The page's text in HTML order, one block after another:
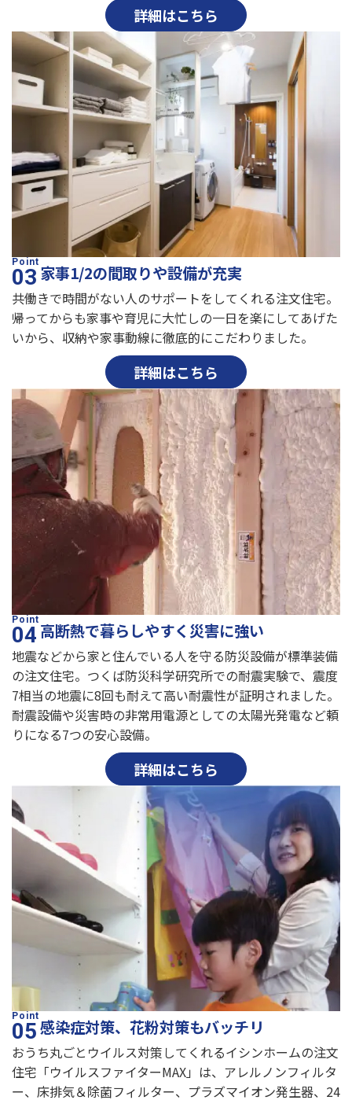
詳細はこちら
家事1/2の間取りや設備が充実
共働きで時間がない人のサポートをしてくれる注文住宅。
帰ってからも家事や育児に大忙しの一日を楽にしてあげた
いから、収納や家事動線に徹底的にこだわりました。
詳細はこちら
高断熱で暮らしやすく災害に強い
地震などから家と住んでいる人を守る防災設備が標準装備
の注文住宅。つくば防災科学研究所での耐震実験で、震度
7相当の地震に8回も耐えて高い耐震性が証明されました。
耐震設備や災害時の非常用電源としての太陽光発電など頼
りになる7つの安心設備。
詳細はこちら
感染症対策、花粉対策もバッチリ
おうち丸ごとウイルス対策してくれるイシンホームの注文
住宅「ウイルスファイターMAX」は、アレルノンフィルタ
ー、床排気＆除菌フィルター、プラズマイオン発生器、24